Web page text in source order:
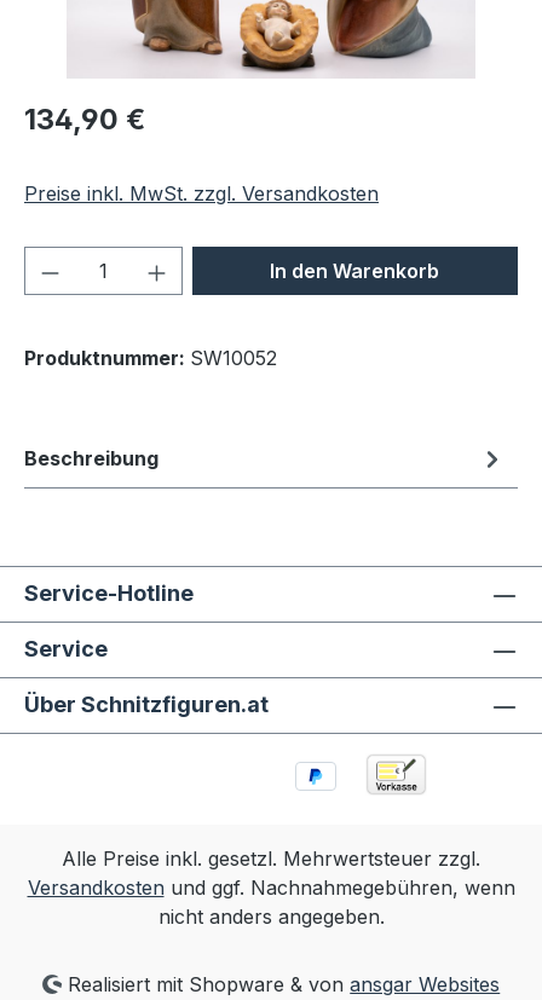
Regulärer Preis:
134,90 €
Preise inkl. MwSt. zzgl. Versandkosten
Produkt Anzahl: Gib denIn den Warenkorb
Produktnummer: SW10052
Beschreibung
Service-Hotline
Service
Über Schnitzfiguren.at
Alle Preise inkl. gesetzl. Mehrwertsteuer zzgl.
Versandkostenund ggf. Nachnahmegebühren, wenn
nicht anders angegeben.
Realisiert mit Shopware & vonansgar Websites